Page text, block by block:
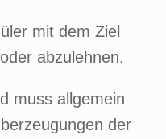
mit dem Ziel
abzulehnen.
muss allgemein
der